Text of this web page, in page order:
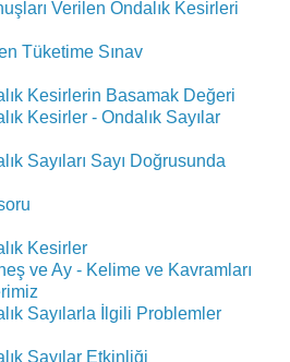
Verilen Ondalık Kesirleri
Tüketime Sınav
Kesirlerin Basamak Değeri
Kesirler - Ondalık Sayılar
Sayıları Sayı Doğrusunda
Kesirler
ve Ay - Kelime ve Kavramları
Sayılarla İlgili Problemler
Sayılar Etkinliği